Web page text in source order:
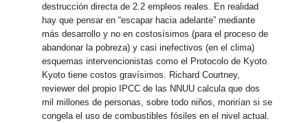
destrucción directa de 2.2 empleos reales. En realidad
hay que pensar en “escapar hacia adelante” mediante
más desarrollo y no en costosísimos (para el proceso de
abandonar la pobreza) y casi inefectivos (en el clima)
esquemas intervencionistas como el Protocolo de Kyoto.
Kyoto tiene costos gravísimos. Richard Courtney,
reviewer del propio IPCC de las NNUU calcula que dos
mil millones de personas, sobre todo niños, morirían si se
congela el uso de combustibles fósiles en el nivel actual.